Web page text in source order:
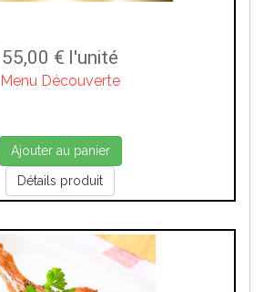
55,00 € l'unité
Menu Découverte
Ajouter au panier
Détails produit